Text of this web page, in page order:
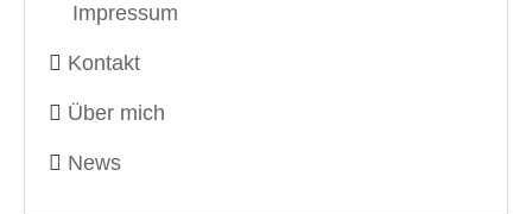
Impressum
Kontakt
Über mich
News